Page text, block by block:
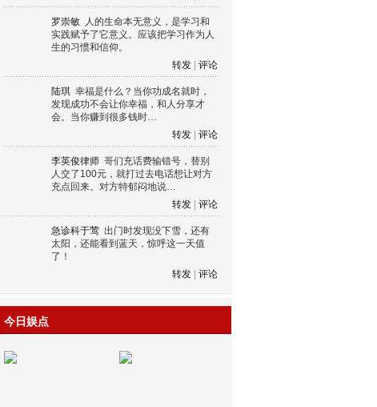
罗崇敏 人的生命本无意义，是学习和
实践赋予了它意义。应该把学习作为人
生的习惯和信仰。
转发
评论
陆琪 幸福是什么？当你功成名就时，
发现成功不会让你幸福，和人分享才
会。当你赚到很多钱时…
转发
评论
李英俊律师 哥们充话费输错号，替别
人交了100元，就打过去电话想让对方
充点回来。对方特郁闷地说…
转发
评论
急诊科于莺 出门时发现没下雪，还有
太阳，还能看到蓝天，惊呼这一天值
了！
转发
评论
今日娱点